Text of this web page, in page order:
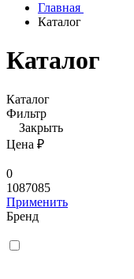
Главная
Каталог
Каталог
Каталог
Фильтр
Закрыть
Цена ₽
0
1087085
Применить
Бренд